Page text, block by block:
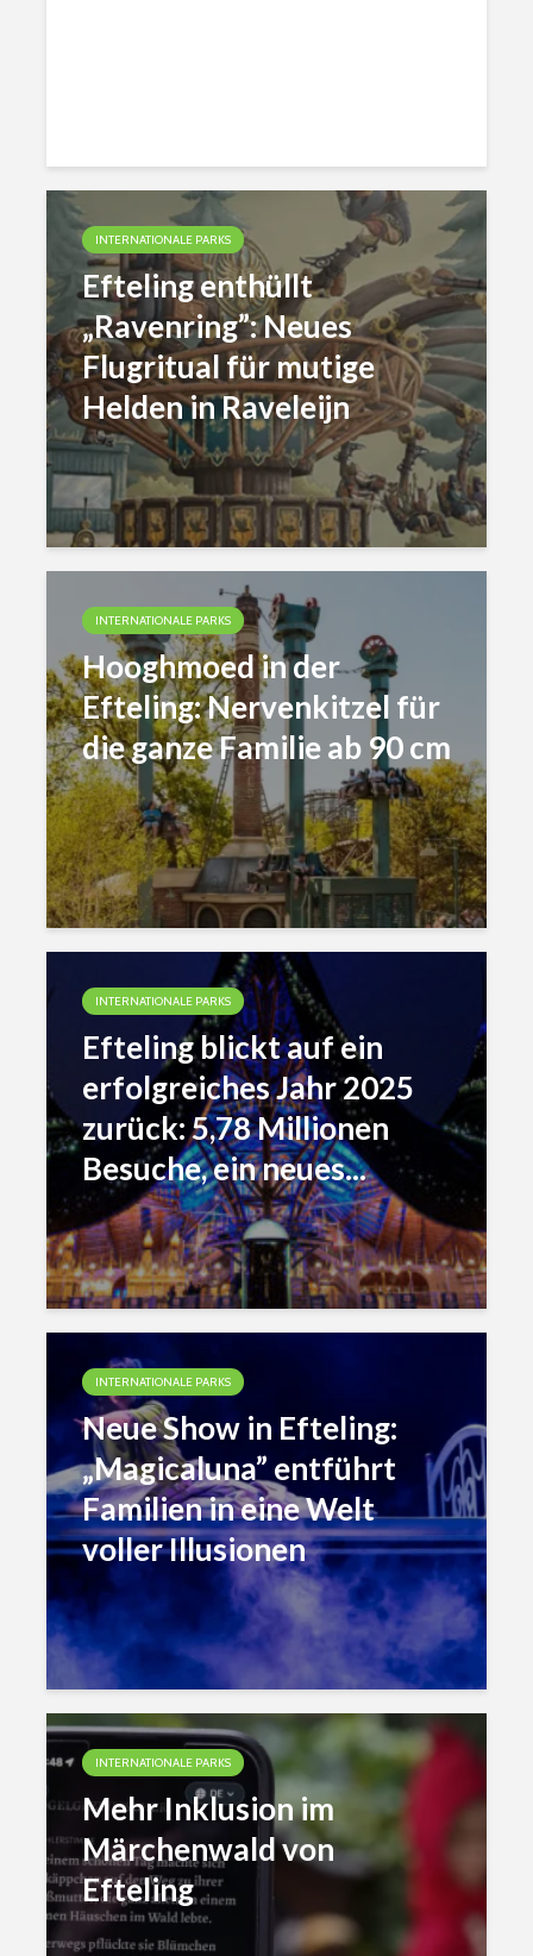
INTERNATIONALE PARKS
Efteling enthüllt
„Ravenring”: Neues
Flugritual für mutige
Helden in Raveleijn
INTERNATIONALE PARKS
Hooghmoed in der
Efteling: Nervenkitzel für
die ganze Familie ab 90 cm
INTERNATIONALE PARKS
Efteling blickt auf ein
erfolgreiches Jahr 2025
zurück: 5,78 Millionen
Besuche, ein neues...
INTERNATIONALE PARKS
Neue Show in Efteling:
„Magicaluna” entführt
Familien in eine Welt
voller Illusionen
INTERNATIONALE PARKS
Mehr Inklusion im
Märchenwald von
Efteling